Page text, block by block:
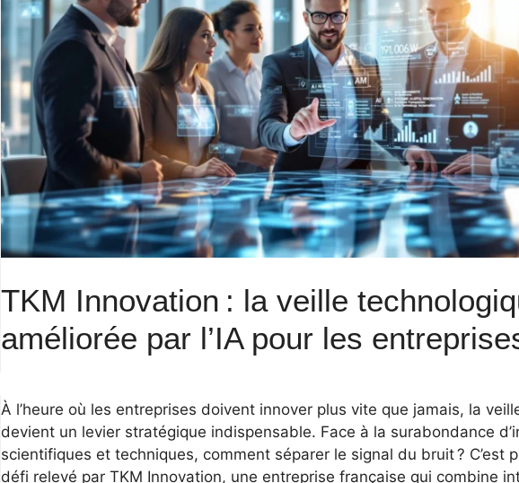
TKM Innovation : la veille
améliorée par l’IA pour les
À l’heure où les entreprises doivent innover plus vite que jamais, la
devient un levier stratégique indispensable. Face à la surabondance
scientifiques et techniques, comment séparer le signal du bruit ? C’est
défi relevé par TKM Innovation, une entreprise française qui combine